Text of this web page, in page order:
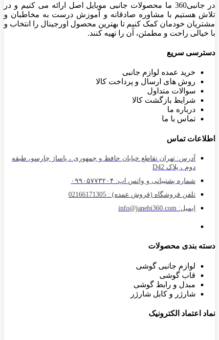
در جانبی360 ما محصولات جانبی موبایل اصل ارائه می کنیم و در
تلاش هستیم با مشاوره صادقانه و آموزش درست به مخاطبان و
مشتریان خودمان کمک کنیم تا بهترین محصول اورجینال را انتخاب و
با خیالی راحت و مطمئن، آن را تهیه کنند.
دسترسی سریع
خرید عمده لوازم جانبی
روش های ارسال و پرداخت کالا
سوالات متداول
شرایط بازگشت کالا
درباره ما
تماس با ما
اطلاعات تماس
آدرس: تهران تقاطع خیابان حافظ و جمهوری ، پاساژ چارسو، طبقه
دوم ، پلاک D42
شماره پشتیبانی و واتس اپ: ۰۹۹۰۵۷۷۳۲۰۴
تلفن فروشگاه (فروش عمده) : 02166171305
ایمیل: info@janebi360.com
دسته بندی محصولات
لوازم جانبی گوشی
قاب گوشی
مبدل و رابط گوشی
شارژر و کابل شارژر
نماد اعتماد الکترونیک